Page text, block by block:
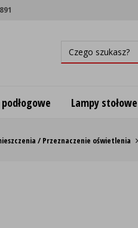
Lampy stołowe
/ Przeznaczenie oświetlenia